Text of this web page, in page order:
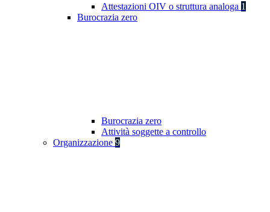
Attestazioni OIV o struttura analoga 1
Burocrazia zero
Burocrazia zero
Attività soggette a controllo
Organizzazione 9